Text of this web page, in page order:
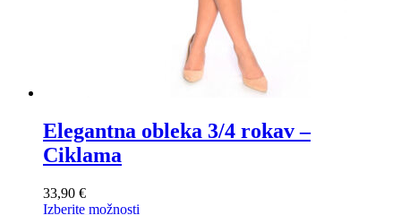
Elegantna obleka 3/4 rokav –
Ciklama
33,90 €
Izberite možnosti